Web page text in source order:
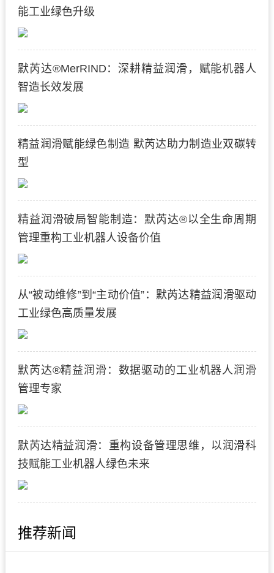
能工业绿色升级
默芮达®MerRIND：深耕精益润滑，赋能机器人
智造长效发展
精益润滑赋能绿色制造 默芮达助力制造业双碳转
型
精益润滑破局智能制造：默芮达®以全生命周期
管理重构工业机器人设备价值
从“被动维修”到“主动价值”：默芮达精益润滑驱动
工业绿色高质量发展
默芮达®精益润滑：数据驱动的工业机器人润滑
管理专家
默芮达精益润滑：重构设备管理思维，以润滑科
技赋能工业机器人绿色未来
推荐新闻